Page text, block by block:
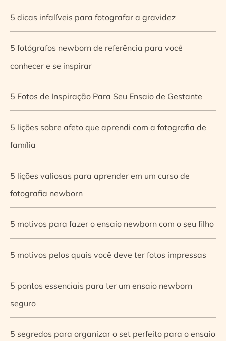
5 dicas infalíveis para fotografar a gravidez
5 fotógrafos newborn de referência para você
conhecer e se inspirar
5 Fotos de Inspiração Para Seu Ensaio de Gestante
5 lições sobre afeto que aprendi com a fotografia de
família
5 lições valiosas para aprender em um curso de
fotografia newborn
5 motivos para fazer o ensaio newborn com o seu filho
5 motivos pelos quais você deve ter fotos impressas
5 pontos essenciais para ter um ensaio newborn
seguro
5 segredos para organizar o set perfeito para o ensaio